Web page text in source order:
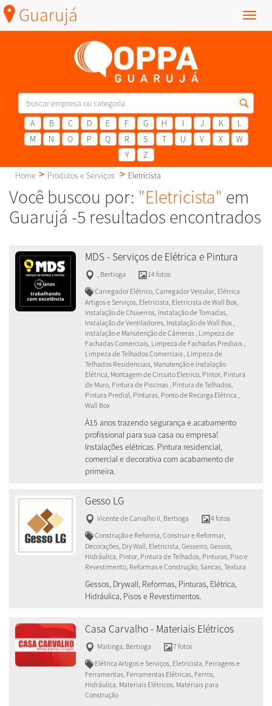
Menu
Guarujá
A B C D E F G H I J K
L
M
N O P Q R S T U V X
W
Y
Z
Home
Produtos e Serviços Eletricista
Você buscou por: "Eletricista" em
Guarujá -5 resultados encontrados
MDS - Serviços de Elétrica e Pintura
Bertioga
14 fotos
Carregador Elétrico, Carregador Veicular, Elétrica
Artigos e Serviços, Eletricista, Eletricista de Wall Box,
Instalação de Chuveiros, Instalação de Tomadas,
Instalação de Ventiladores, Instalação de Wall Box ,
Instalação e Manutenção de Câmeras , Limpeza de
Fachadas Comerciais, Limpeza de Fachadas Prediais ,
Limpeza de Telhados Comerciais , Limpeza de
Telhados Residenciais, Manutenção e Instalação
Elétrica, Montagem de Circuito Eletrico, Pintor, Pintura
de Muro, Pintura de Piscinas , Pintura de Telhados,
Pintura Predial, Pinturas, Ponto de Recarga Elétrica ,
Wall Box
À15 anos trazendo segurança e acabamento
profissional para sua casa ou empresa!
Instalações elétricas. Pintura residencial,
comercial e decorativa com acabamento de
primeira.
Gesso LG
Vicente de Carvalho II Bertioga
4 fotos
Construção e Reforma, Construir e Reformar,
Decorações, Dry Wall, Eletricista, Gesseiro, Gessos,
Hidráulica, Pintor, Pintura de Telhados, Pinturas, Piso e
Revestimento, Reformas e Construção, Sancas, Textura
Gessos, Drywall, Reformas, Pinturas, Elétrica,
Hidráulica, Pisos e Revestimentos.
Casa Carvalho - Materiais Elétricos
Maitinga, Bertioga
7 fotos
Elétrica Artigos e Serviços, Eletricista, Ferragens e
Ferramentas, Ferramentas Elétricas, Ferros,
Hidráulica, Materiais Elétricos, Materiais para
Construção